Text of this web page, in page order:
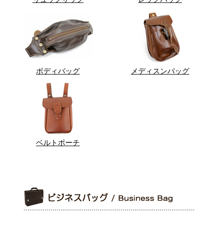
ボディバッグ メディスンバッグ
ベルトポーチ